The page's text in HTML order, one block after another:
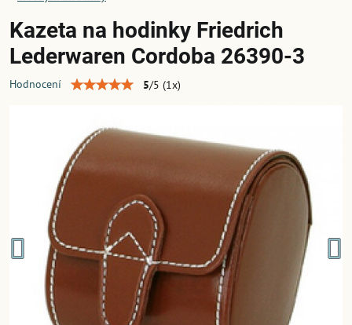
Kazeta na hodinky Friedrich
Lederwaren Cordoba 26390-3
Hodnocení 5/5 (1x)